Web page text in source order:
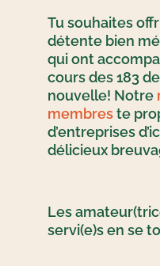
Tu souhaites
détente bien
qui ont
cours des 183
nouvelle! Notre
membreste
d’entreprises
délicieux
Les
servi(e)s en se